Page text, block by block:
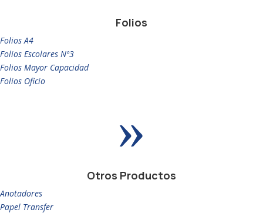
Folios
Folios A4
Folios Escolares Nº3
Folios Mayor Capacidad
Folios Oficio
»
Otros Productos
Anotadores
Papel Transfer